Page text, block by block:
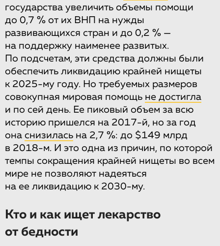
государства увеличить объемы помощи
до 0,7 % от их ВНП на нужды
развивающихся стран и до 0,2 % —
на поддержку наименее развитых.
По подсчетам, эти средства должны были
обеспечить ликвидацию крайней нищеты
к 2025-му году. Но требуемых размеров
совокупная мировая помощь не достигла
и по сей день. Ее пиковый объем за всю
историю пришелся на 2017-й, но за год
она снизилась на 2,7 %: до $149 млрд
в 2018-м. И это одна из причин, по которой
темпы сокращения крайней нищеты во всем
мире не позволяют надеяться
на ее ликвидацию к 2030-му.
Кто и как ищет лекарство
от бедности